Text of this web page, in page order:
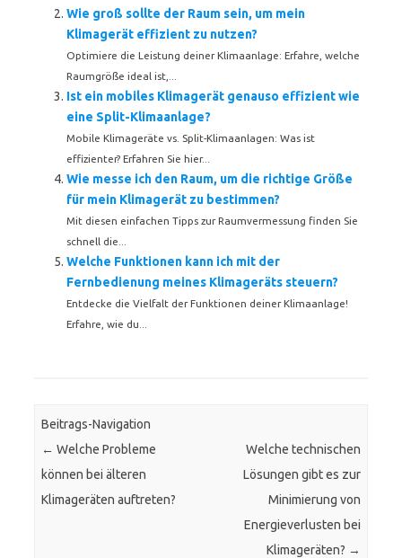
Wie groß sollte der Raum sein, um mein
Klimagerät effizient zu nutzen?
Optimiere die Leistung deiner Klimaanlage: Erfahre, welche
Raumgröße ideal ist,...
Ist ein mobiles Klimagerät genauso effizient wie
eine Split-Klimaanlage?
Mobile Klimageräte vs. Split-Klimaanlagen: Was ist
effizienter? Erfahren Sie hier...
Wie messe ich den Raum, um die richtige Größe
für mein Klimagerät zu bestimmen?
Mit diesen einfachen Tipps zur Raumvermessung finden Sie
schnell die...
Welche Funktionen kann ich mit der
Fernbedienung meines Klimageräts steuern?
Entdecke die Vielfalt der Funktionen deiner Klimaanlage!
Erfahre, wie du...
Beitrags-Navigation
← Welche Probleme
können bei älteren
Klimageräten auftreten?
Welche technischen
Lösungen gibt es zur
Minimierung von
Energieverlusten bei
Klimageräten? →